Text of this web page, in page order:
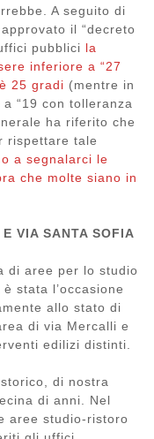
A seguito di
il “decreto
pubblici la
inferiore a “27
25 gradi (mentre in
“19 con tolleranza
ha riferito che
rispettare tale
a segnalarci le
che molte siano in
VIA SANTA SOFIA
di aree per lo studio
stata l’occasione
allo stato di
di via Mercalli e
edilizi distinti.
di nostra
di anni. Nel
aree studio-ristoro